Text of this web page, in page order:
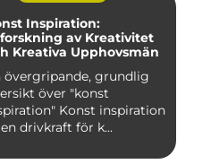
Inspiration:
av Kreativitet
Kreativa Upphovsmän
övergripande, grundlig
över "konst
Konst inspiration
drivkraft för k...